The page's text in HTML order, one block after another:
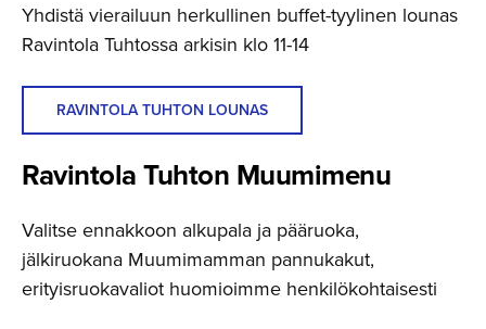
Yhdistä vierailuun herkullinen buffet-tyylinen lounas
Ravintola Tuhtossa arkisin klo 11-14
RAVINTOLA TUHTON LOUNAS
Ravintola Tuhton Muumimenu
Valitse ennakkoon alkupala ja pääruoka,
jälkiruokana Muumimamman pannukakut,
erityisruokavaliot huomioimme henkilökohtaisesti